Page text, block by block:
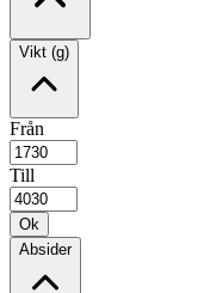
Vikt (g)
Från
Till
Ok
Absider